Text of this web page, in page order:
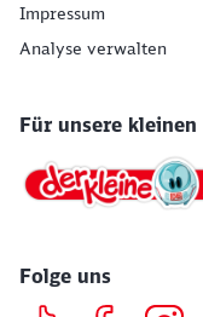
Impressum
Analyse verwalten
Für unsere kleinen
Folge uns